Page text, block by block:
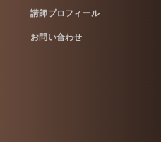
講師プロフィール
お問い合わせ